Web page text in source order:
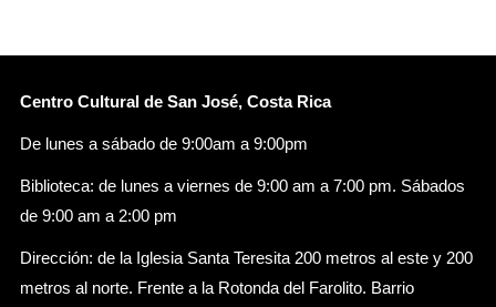
Centro Cultural de San José, Costa Rica
De lunes a sábado de 9:00am a 9:00pm
Biblioteca: de lunes a viernes de 9:00 am a 7:00 pm. Sábados
de 9:00 am a 2:00 pm
Dirección: de la Iglesia Santa Teresita 200 metros al este y 200
metros al norte. Frente a la Rotonda del Farolito. Barrio